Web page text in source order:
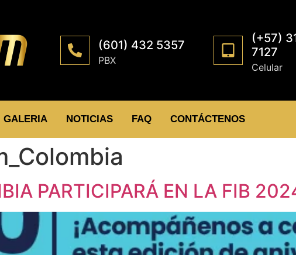
(601) 432 5357
PBX
(+57)
7127
Celular
GALERIA NOTICIAS FAQ CONTÁCTENOS
PARTICIPARÁ EN LA FIB